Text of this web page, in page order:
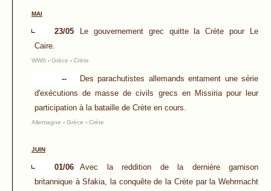
MAI
23/05
Le gouvernement grec quitte la Crète pour Le
Caire.
WWII - Grèce - Crète
--
Des parachutistes allemands entament une série
d'exécutions de masse de civils grecs en Missiria pour leur
participation à la bataille de Crète en cours.
Allemagne - Grèce - Crète
JUIN
01/06
Avec la reddition de la dernière garnison
britannique à Sfakia, la conquête de la Crète par la Wehrmacht